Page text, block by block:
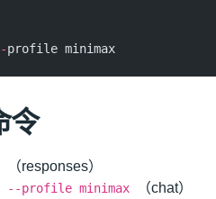
profile minimax
令
（responses）
--profile minimax （chat）